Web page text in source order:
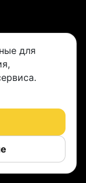
для